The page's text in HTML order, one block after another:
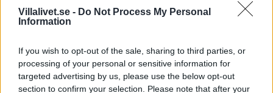
Villalivet.se - Do Not Process My Personal
Information
If you wish to opt-out of the sale, sharing to third parties, or
processing of your personal or sensitive information for
targeted advertising by us, please use the below opt-out
section to confirm your selection. Please note that after your
Att sätta upp holkar för fåglarna är en liten, men viktig,
skogen numera för fåglarna att bygga sina bon i.
Det är nästan bostadbrist för fåglarna i skogen. Därför är
alla holkar som hängs upp bra, oavsett om den hängs upp i